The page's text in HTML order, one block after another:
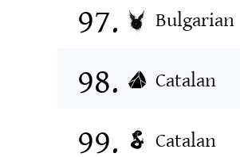
Bulgarian
Catalan
Catalan